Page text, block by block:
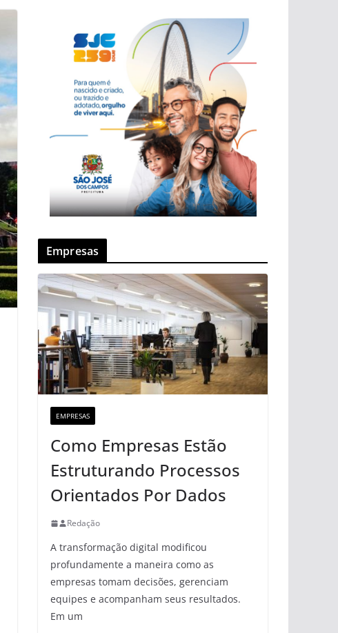
Empresas
EMPRESAS
Como Empresas Estão
Estruturando Processos
Orientados Por Dados
Redação
A transformação digital modificou
profundamente a maneira como as
empresas tomam decisões, gerenciam
equipes e acompanham seus resultados.
Em um